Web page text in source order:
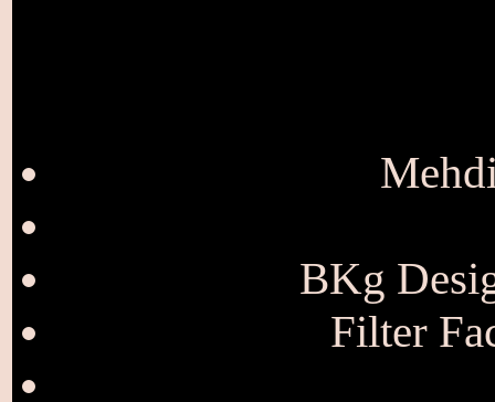
BKg
Filter